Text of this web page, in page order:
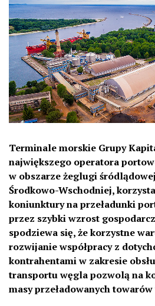
Terminale morskie Grupy
największego operatora
w obszarze żeglugi
Środkowo-Wschodniej,
koniunktury na przeładunki
przez szybki wzrost
spodziewa się, że korzystne
rozwijanie współpracy z
kontrahentami w zakresie
transportu węgla pozwolą na
masy przeładowanych towarów